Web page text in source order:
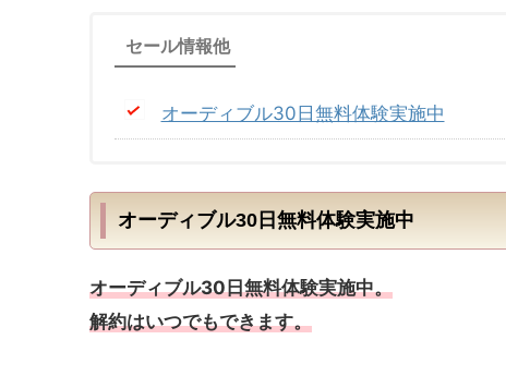
セール情報他
オーディブル30日無料体験実施中
オーディブル30日無料体験実施中
オーディブル30日無料体験実施中。
解約はいつでもできます。